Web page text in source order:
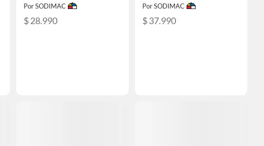
Por SODIMAC
$ 28.990
Por SODIMAC
$ 37.990